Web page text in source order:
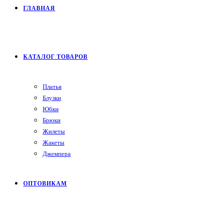
ГЛАВНАЯ
КАТАЛОГ ТОВАРОВ
Платья
Блузки
Юбки
Брюки
Жилеты
Жакеты
Джемпера
ОПТОВИКАМ